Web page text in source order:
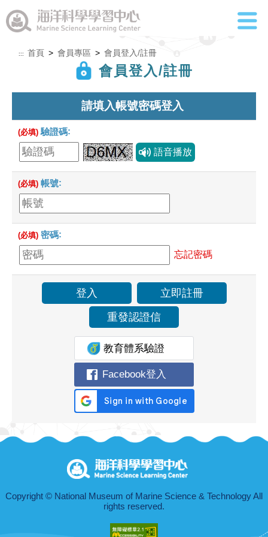
::: 首頁 > 會員專區 > 會員登入/註冊
會員登入/註冊
請填入帳號密碼登入
(必填) 驗證碼
(必填) 帳號
(必填) 密碼
忘記密碼
立即註冊
重發認證信
Facebook登入
Copyright © National Museum of Marine Science & Technology All
rights reserved.